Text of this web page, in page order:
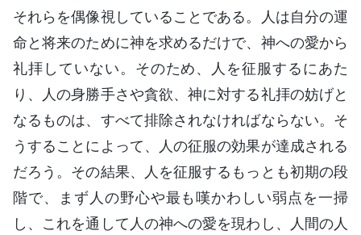
それらを偶像視していることである。人は自分の運
命と将来のために神を求めるだけで、神への愛から
礼拝していない。そのため、人を征服するにあた
り、人の身勝手さや貪欲、神に対する礼拝の妨げと
なるものは、すべて排除されなければならない。そ
うすることによって、人の征服の効果が達成される
だろう。その結果、人を征服するもっとも初期の段
階で、まず人の野心や最も嘆かわしい弱点を一掃
し、これを通して人の神への愛を現わし、人間の人